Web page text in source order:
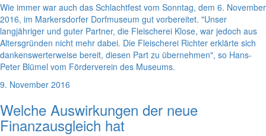
Wie immer war auch das Schlachtfest vom Sonntag, dem 6. November
2016, im Markersdorfer Dorfmuseum gut vorbereitet. "Unser
langjähriger und guter Partner, die Fleischerei Klose, war jedoch aus
Altersgründen nicht mehr dabei. Die Fleischerei Richter erklärte sich
dankenswerterweise bereit, diesen Part zu übernehmen", so Hans-
Peter Blümel vom Förderverein des Museums.
9. November 2016
Welche Auswirkungen der neue
Finanzausgleich hat